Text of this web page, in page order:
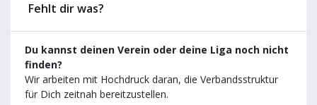
Fehlt dir was?
Du kannst deinen Verein oder deine Liga noch nicht
finden?
Wir arbeiten mit Hochdruck daran, die Verbandsstruktur
für Dich zeitnah bereitzustellen.